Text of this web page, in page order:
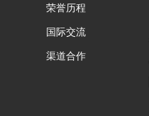
荣誉历程
国际交流
渠道合作